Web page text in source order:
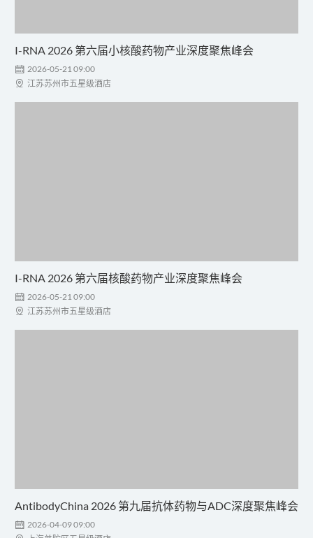
I-RNA 2026 第六届小核酸药物产业深度聚焦峰会
 2026-05-21 09:00
 江苏苏州市五星级酒店
I-RNA 2026 第六届核酸药物产业深度聚焦峰会
 2026-05-21 09:00
 江苏苏州市五星级酒店
AntibodyChina 2026 第九届抗体药物与ADC深度聚焦峰会
 2026-04-09 09:00